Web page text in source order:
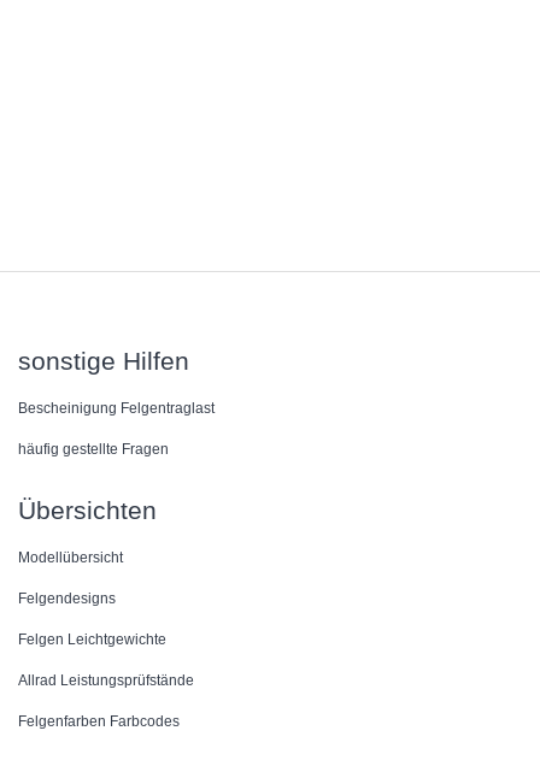
sonstige Hilfen
Bescheinigung Felgentraglast
häufig gestellte Fragen
Übersichten
Modellübersicht
Felgendesigns
Felgen Leichtgewichte
Allrad Leistungsprüfstände
Felgenfarben Farbcodes